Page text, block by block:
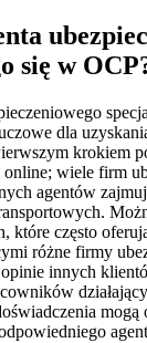
się w
dla
krokiem
wiele firm
agentów
które często
różne firmy
innych
mogą